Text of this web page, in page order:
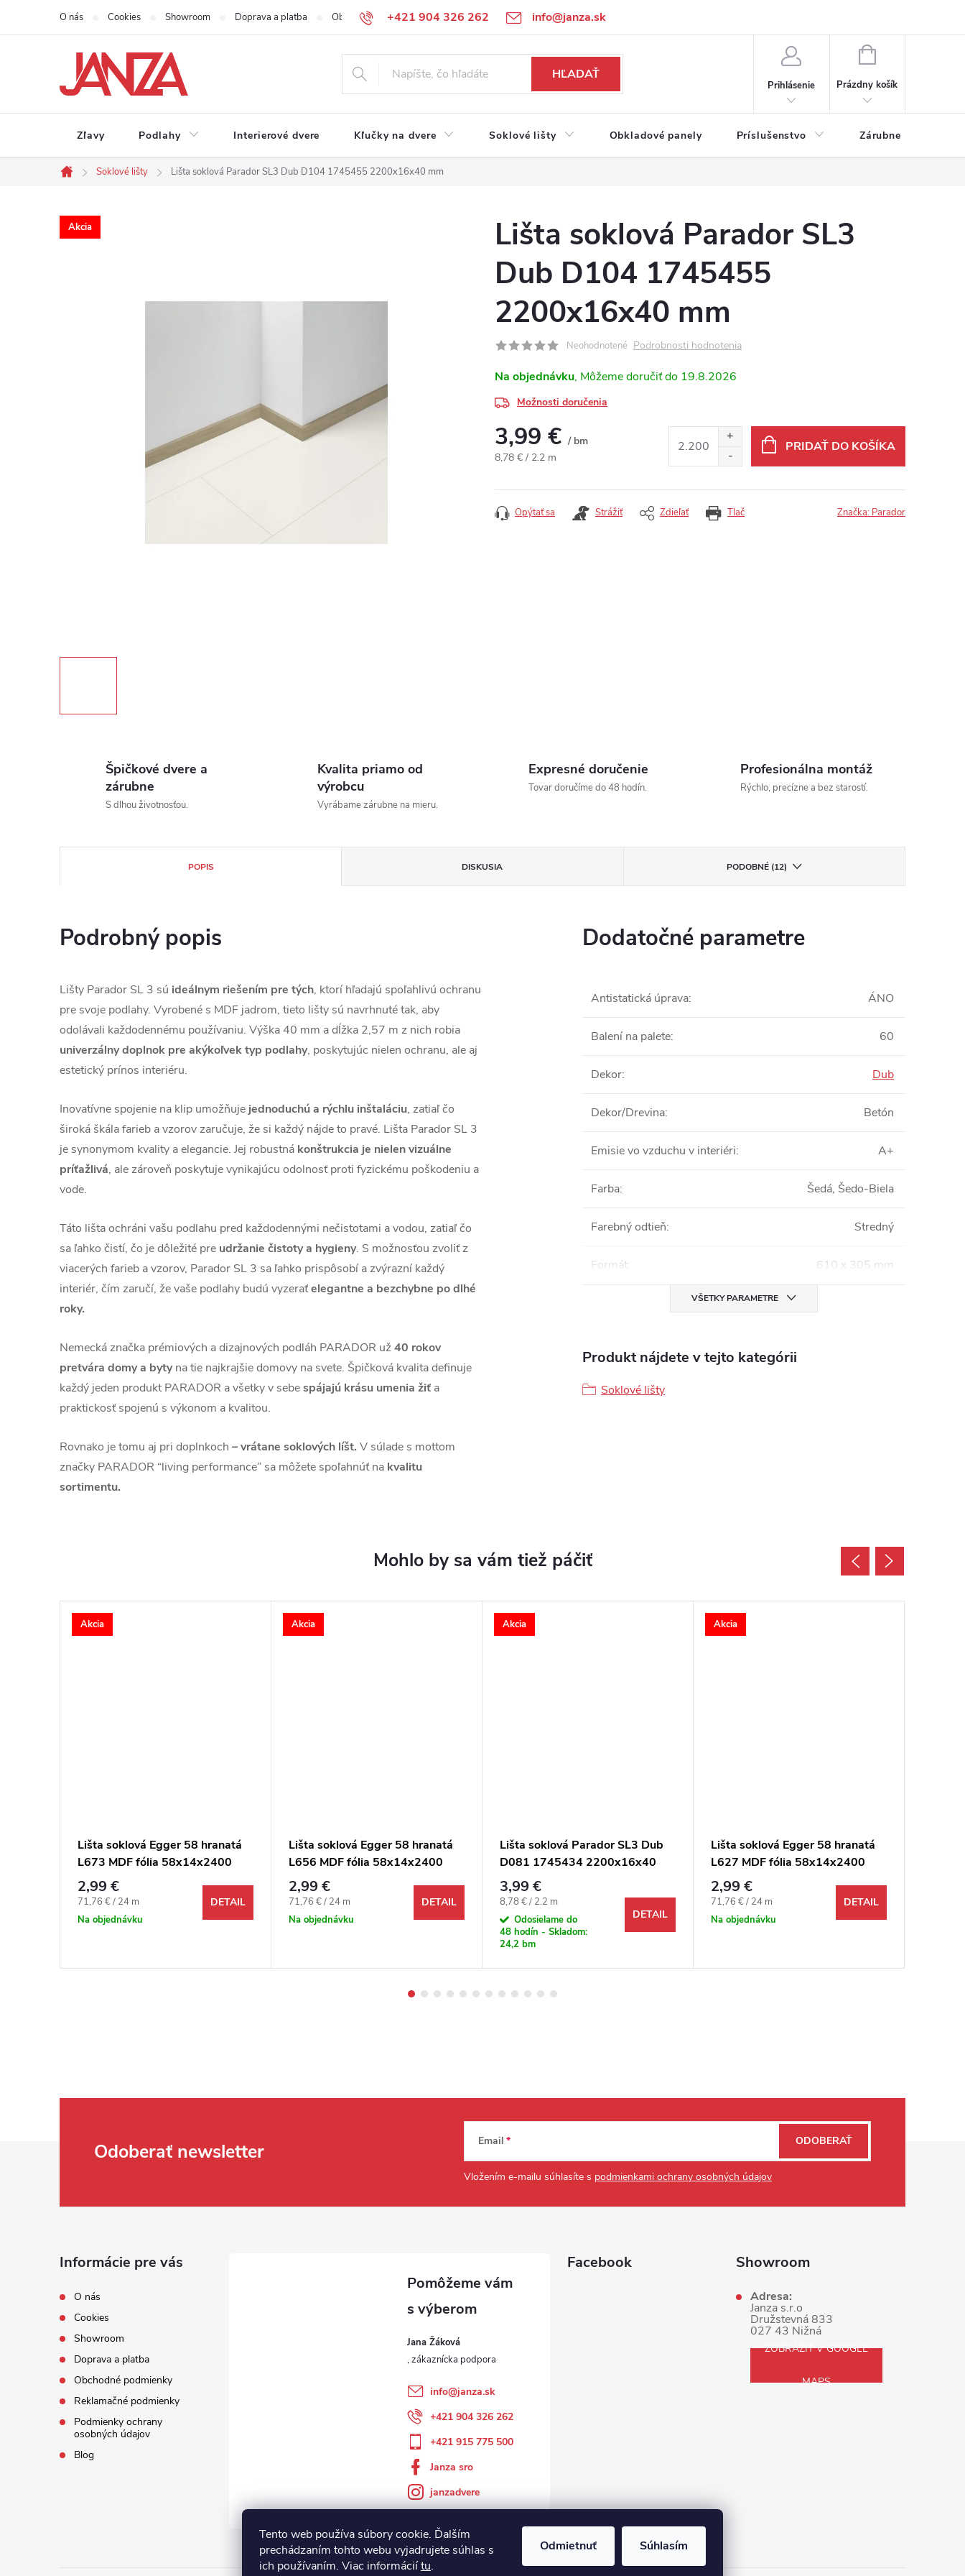
Tento web používa súbory cookie. Ďalším
prechádzaním tohto webu vyjadrujete súhlas s
ich používaním. Viac informáciítu.
Odmietnuť Súhlasím
Prejsť na obsah +421 904 326 262 info@janza.sk
O nás Cookies Showroom Doprava a platba Obchodné podmienky Reklamačné podmienky Podmienky ochrany osobných údajov
HĽADAŤ
Prihlásenie
NÁKUPNÝ KOŠÍK
Prázdny košík
Zľavy Podlahy Interierové dvere Kľučky na dvere Soklové lišty Obkladové panely Príslušenstvo Zárubne
Domov
Soklové lišty Lišta soklová Parador SL3 Dub D104 1745455 2200x16x40 mm
Akcia
Lišta soklová Parador SL3
Dub D104 1745455
2200x16x40 mm
Neohodnotené Podrobnosti hodnotenia
Na objednávku 19.8.2026
Možnosti doručenia
3,99 € / bm
Jednotková cena:
8,78 € / 2.2 m
PRIDAŤ DO KOŠÍKA
Tlač
Opýtať sa Strážiť Zdieľať Značka: Parador
Špičkové dvere a
zárubne
S dlhou životnosťou.
Kvalita priamo od
výrobcu
Vyrábame zárubne na mieru.
Expresné doručenie
Tovar doručíme do 48 hodín.
Profesionálna montáž
Rýchlo, precízne a bez starostí.
POPIS DISKUSIA PODOBNÉ (12)
Podrobný popis
Lišty Parador SL 3 sú ideálnym riešením pre tých, ktorí hľadajú spoľahlivú ochranu
pre svoje podlahy. Vyrobené s MDF jadrom, tieto lišty sú navrhnuté tak, aby
odolávali každodennému používaniu. Výška 40 mm a dĺžka 2,57 m z nich robia
univerzálny doplnok pre akýkoľvek typ podlahy, poskytujúc nielen ochranu, ale aj
estetický prínos interiéru.
Inovatívne spojenie na klip umožňuje jednoduchú a rýchlu inštaláciu, zatiaľ čo
široká škála farieb a vzorov zaručuje, že si každý nájde to pravé. Lišta Parador SL 3
je synonymom kvality a elegancie. Jej robustná konštrukcia je nielen vizuálne
príťažlivá, ale zároveň poskytuje vynikajúcu odolnosť proti fyzickému poškodeniu a
vode.
Táto lišta ochráni vašu podlahu pred každodennými nečistotami a vodou, zatiaľ čo
sa ľahko čistí, čo je dôležité pre udržanie čistoty a hygieny. S možnosťou zvoliť z
viacerých farieb a vzorov, Parador SL 3 sa ľahko prispôsobí a zvýrazní každý
interiér, čím zaručí, že vaše podlahy budú vyzeraťelegantne a bezchybne po dlhé
roky.
Nemecká značka prémiových a dizajnových podláh PARADOR už40 rokov
pretvára domy a bytyna tie najkrajšie domovy na svete. Špičková kvalita definuje
každý jeden produkt PARADOR a všetky v sebespájajú krásu umenia žiť a
praktickosť spojenú s výkonom a kvalitou.
Rovnako je tomu aj pri doplnkoch – vrátane soklových líšt. V súlade s mottom
značky PARADOR “living performance” sa môžete spoľahnúť na kvalitu
sortimentu.
Dodatočné parametre
Antistatická úprava: ÁNO
Balení na palete: 60
Dekor: Dub
Dekor/Drevina: Betón
Emisie vo vzduchu v interiéri: A+
Farba: Šedá, Šedo-Biela
Farebný odtieň: Stredný
Formát: 610 x 305 mm
VŠETKY PARAMETRE
Produkt nájdete v tejto kategórii
Soklové lišty
Akcia
Lišta soklová Egger 58 hranatá
L673 MDF fólia 58x14x2400
mm
2,99 €
Jednotková cena:
71,76 € / 24 m
Na objednávku
DETAIL
Akcia
Lišta soklová Egger 58 hranatá
L656 MDF fólia 58x14x2400
mm
2,99 €
Jednotková cena:
71,76 € / 24 m
Na objednávku
DETAIL
Akcia
Lišta soklová Parador SL3 Dub
D081 1745434 2200x16x40
mm
3,99 €
Jednotková cena:
8,78 € / 2.2 m
Odosielame do
48 hodín - Skladom:
24,2 bm
DETAIL
Akcia
Lišta soklová Egger 58 hranatá
L627 MDF fólia 58x14x2400
mm
2,99 €
Jednotková cena:
71,76 € / 24 m
Na objednávku
DETAIL
Odoberať newsletter Email
Vložením e-mailu súhlasíte s podmienkami ochrany osobných údajov
ODOBERAŤ
Informácie pre vás
O nás
Cookies
Showroom
Doprava a platba
Obchodné podmienky
Reklamačné podmienky
Podmienky ochrany
osobných údajov
Blog
Jana Žáková
info@janza.sk
+421 904 326 262
+421 915 775 500
Janza sro
janzadvere
Facebook Showroom
Adresa:
Janza s.r.o
Družstevná 833
027 43 Nižná
ZOBRAZIŤ V GOOGLE
MAPS